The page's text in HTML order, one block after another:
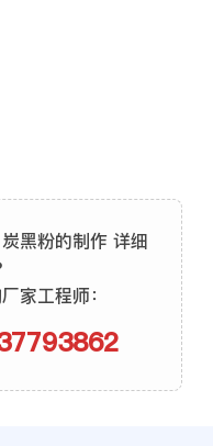
黑粉的制作 详细
家工程师：